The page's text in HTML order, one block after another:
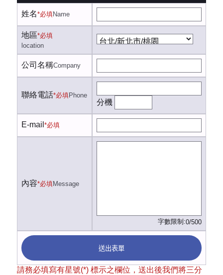
姓名*必填Name
地區*必填
location
公司名稱Company
聯絡電話*必填Phone
分機
E-mail *必填
內容*必填Message
字數限制:0/500
送出表單
請務必填寫有星號(*) 標示之欄位，送出後我們將三分